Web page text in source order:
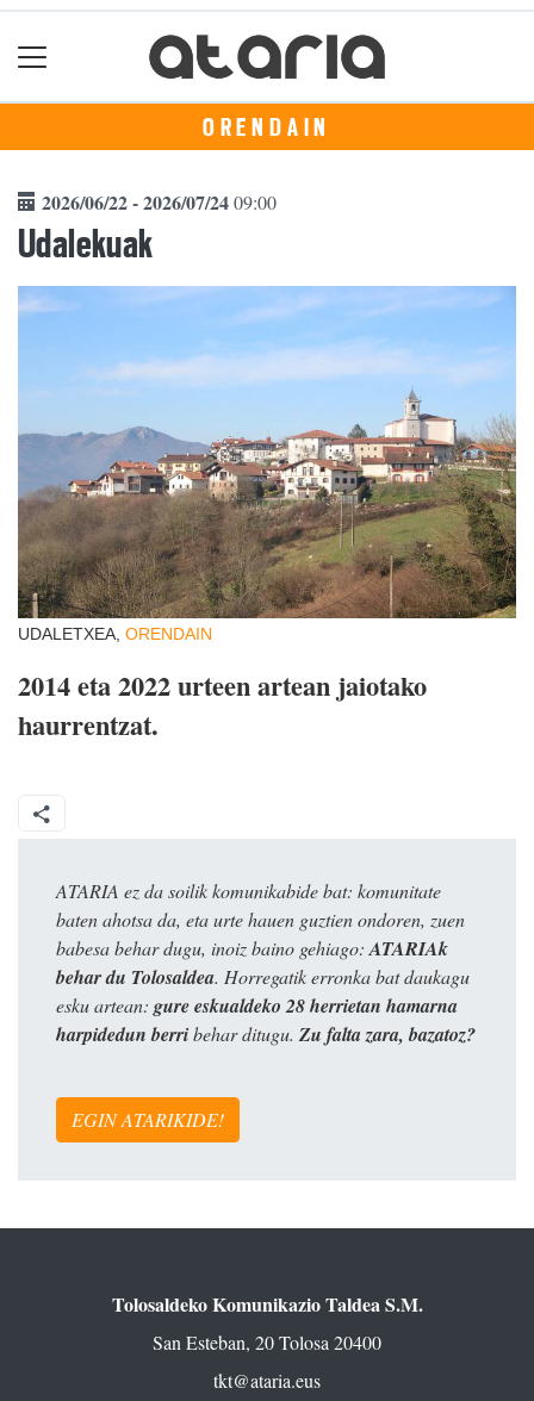
ORENDAIN
2026/06/22 - 2026/07/2409:00
Udalekuak
UDALETXEA, ORENDAIN
2014 eta 2022 urteen artean jaiotako
haurrentzat.
ATARIA ez da soilik komunikabide bat: komunitate
baten ahotsa da, eta urte hauen guztien ondoren, zuen
babesa behar dugu, inoiz baino gehiago: ATARIAk
behar du Tolosaldea. Horregatik erronka bat daukagu
esku artean: gure eskualdeko 28 herrietan hamarna
harpidedun berribehar ditugu. Zu falta zara, bazatoz?
EGIN ATARIKIDE!
Tolosaldeko Komunikazio Taldea S.M.
San Esteban, 20 Tolosa 20400
tkt@ataria.eus